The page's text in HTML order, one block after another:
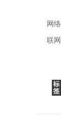
网
联